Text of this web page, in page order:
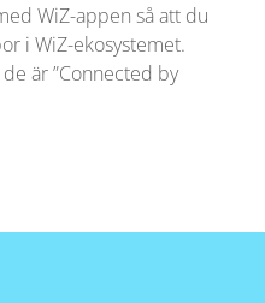
WiZ-appen så att du
i WiZ-ekosystemet.
är ”Connected by